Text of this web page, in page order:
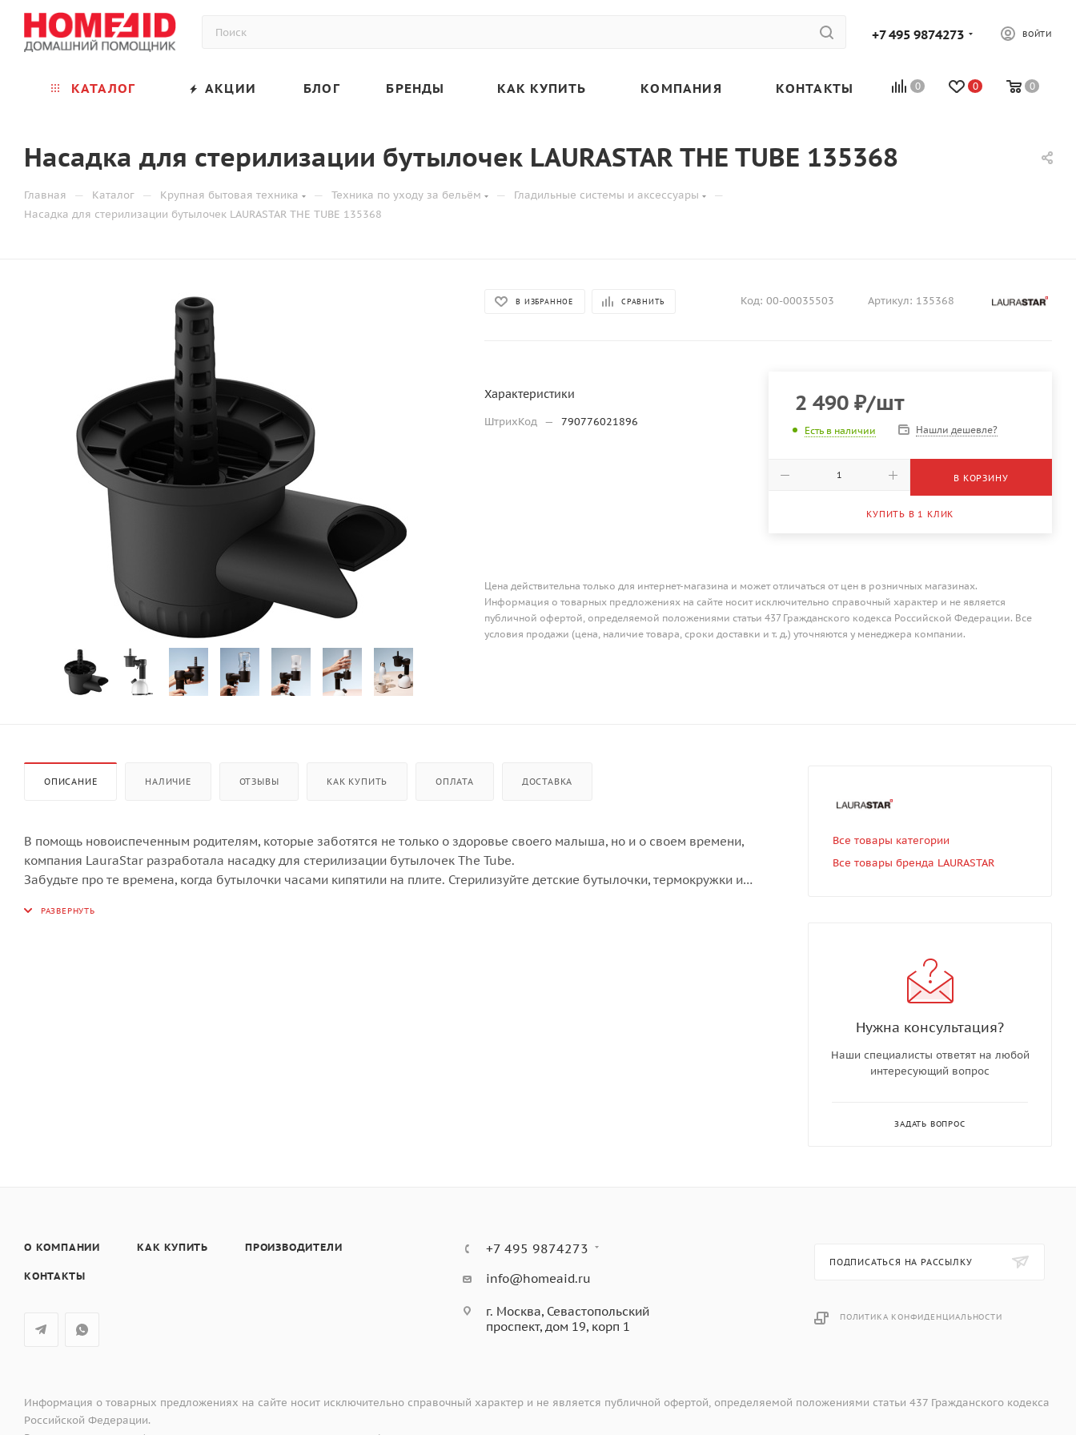
+7 495 9874273 ВОЙТИ
0 0 0
КАТАЛОГ АКЦИИ БЛОГ БРЕНДЫ КАК КУПИТЬ КОМПАНИЯ КОНТАКТЫ
Насадка для стерилизации бутылочек LAURASTAR THE TUBE 135368
Главная — Каталог — Крупная бытовая техника — Техника по уходу за бельём — Гладильные системы и аксессуары —
Насадка для стерилизации бутылочек LAURASTAR THE TUBE 135368
В ИЗБРАННОЕ СРАВНИТЬ Код: 00-00035503 Артикул: 135368
Характеристики
ШтрихКод — 790776021896
2 490₽/шт
Есть в наличии Нашли дешевле?
В КОРЗИНУ
КУПИТЬ В 1 КЛИК
Цена действительна только для интернет-магазина и может отличаться от цен в розничных магазинах.
Информация о товарных предложениях на сайте носит исключительно справочный характер и не является
публичной офертой, определяемой положениями статьи 437 Гражданского кодекса Российской Федерации. Все
условия продажи (цена, наличие товара, сроки доставки и т. д.) уточняются у менеджера компании.
ОПИСАНИЕ НАЛИЧИЕ ОТЗЫВЫ КАК КУПИТЬ ОПЛАТА ДОСТАВКА
В помощь новоиспеченным родителям, которые заботятся не только о здоровье своего малыша, но и о своем времени,
компания LauraStar разработала насадку для стерилизации бутылочек The Tube.
Забудьте про те времена, когда бутылочки часами кипятили на плите. Стерилизуйте детские бутылочки, термокружки и
аллергенами, вирусами и бактериями согласно исследованиям лаборатории Laurastar.
Все товары категории
Все товары бренда LAURASTAR
Нужна консультация?
Наши специалисты ответят на любой
интересующий вопрос
ЗАДАТЬ ВОПРОС
О КОМПАНИИ КАК КУПИТЬ ПРОИЗВОДИТЕЛИ
КОНТАКТЫ
+7 495 9874273
info@homeaid.ru
г. Москва, Севастопольский
проспект, дом 19, корп 1
ПОДПИСАТЬСЯ НА РАССЫЛКУ
ПОЛИТИКА КОНФИДЕНЦИАЛЬНОСТИ
Информация о товарных предложениях на сайте носит исключительно справочный характер и не является публичной офертой, определяемой положениями статьи 437 Гражданского кодекса
Российской Федерации.